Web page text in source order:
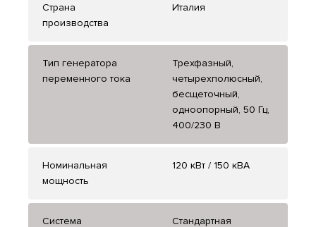
Страна
производства
Италия
Тип генератора
переменного тока
Трехфазный,
четырехполюсный,
бесщеточный,
одноопорный, 50 Гц,
400/230 В
Номинальная
мощность
120 кВт / 150 кВА
Система
Стандартная